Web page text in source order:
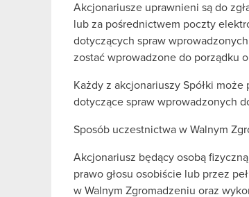
Akcjonariusze uprawnieni są do
lub za pośrednictwem poczty
dotyczących spraw
zostać wprowadzone do porządku
Każdy z akcjonariuszy Spółki
dotyczące spraw wprowadzonych
Sposób uczestnictwa w Walnym
Akcjonariusz będący osobą
prawo głosu osobiście lub przez
w Walnym Zgromadzeniu oraz